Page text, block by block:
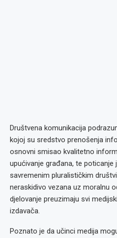
Društvena komunikacija
kojoj su sredstvo prenošenja
osnovni smisao kvalitetno
upućivanje građana, te poticanje
savremenim pluralističkim
neraskidivo vezana uz moralnu
djelovanje preuzimaju svi
izdavača.
Poznato je da učinci medija